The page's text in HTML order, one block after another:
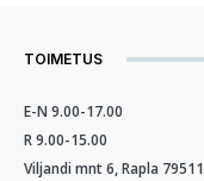
TOIMETUS
E-N 9.00-17.00
R 9.00-15.00
Viljandi mnt 6, Rapla 79511